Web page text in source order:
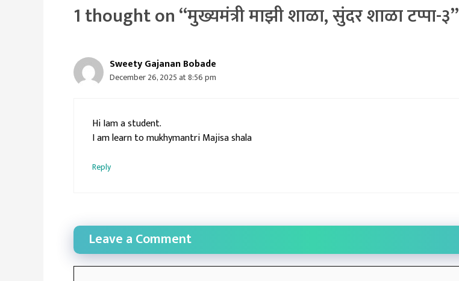
1 thought on “मुख्यमंत्री माझी शाळा, सुंदर शाळा टप्पा-३”
Sweety Gajanan Bobade
December 26, 2025 at 8:56 pm
Hi Iam a student.
I am learn to mukhymantri Majisa shala
Reply
Leave a Comment
Comment